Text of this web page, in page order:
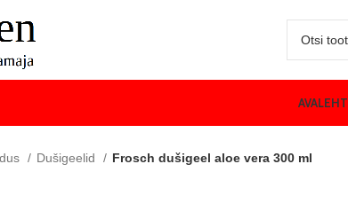
AVALEHT
Dušigeelid Frosch dušigeel aloe vera 300 ml